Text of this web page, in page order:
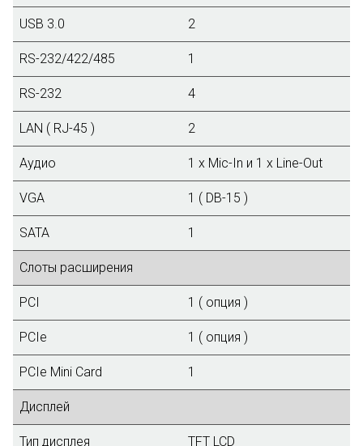
USB 3.0 2
RS-232/422/485 1
RS-232 4
LAN ( RJ-45 ) 2
Аудио 1 x Mic-In и 1 x Line-Out
VGA 1 ( DB-15 )
SATA 1
Слоты расширения
PCI 1 ( опция )
PCIe 1 ( опция )
PCIe Mini Card 1
Дисплей
Тип дисплея TFT LCD